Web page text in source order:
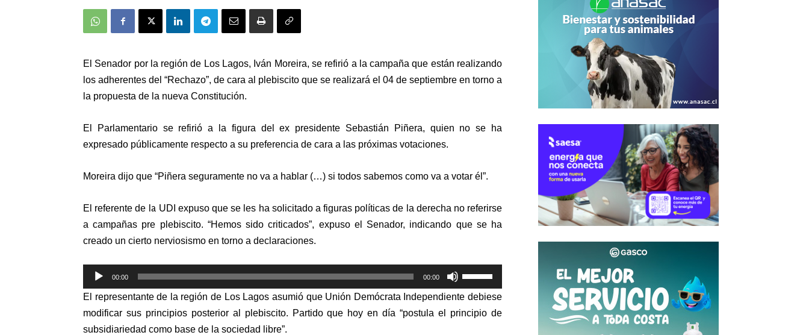
El Senador por la región de Los Lagos, Iván Moreira, se refirió a la campaña que están realizando
los adherentes del “Rechazo”, de cara al plebiscito que se realizará el 04 de septiembre en torno a
la propuesta de la nueva Constitución.
El Parlamentario se refirió a la figura del ex presidente Sebastián Piñera, quien no se ha
expresado públicamente respecto a su preferencia de cara a las próximas votaciones.
Moreira dijo que “Piñera seguramente no va a hablar (…) si todos sabemos como va a votar él”.
El referente de la UDI expuso que se les ha solicitado a figuras políticas de la derecha no referirse
a campañas pre plebiscito. “Hemos sido criticados”, expuso el Senador, indicando que se ha
creado un cierto nerviosismo en torno a declaraciones.
Reproductor
de
audio
00:00 00:00
las
teclas
de
El representante de la región de Los Lagos asumió que Unión Demócrata Independiente debiese
modificar sus principios posterior al plebiscito. Partido que hoy en día “postula el principio de
subsidiariedad como base de la sociedad libre”.